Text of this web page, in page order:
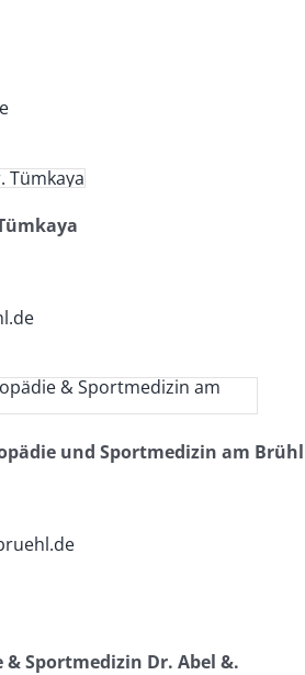
und Sportmedizin am Brühl
Sportmedizin Dr. Abel &.